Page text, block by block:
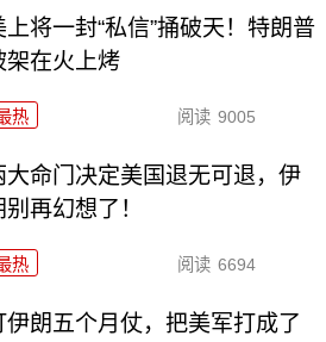
上将一封“私信”捅破天！特朗普
架在火上烤
热 阅读 9005
大命门决定美国退无可退，伊
别再幻想了！
热 阅读 6694
伊朗五个月仗，把美军打成了